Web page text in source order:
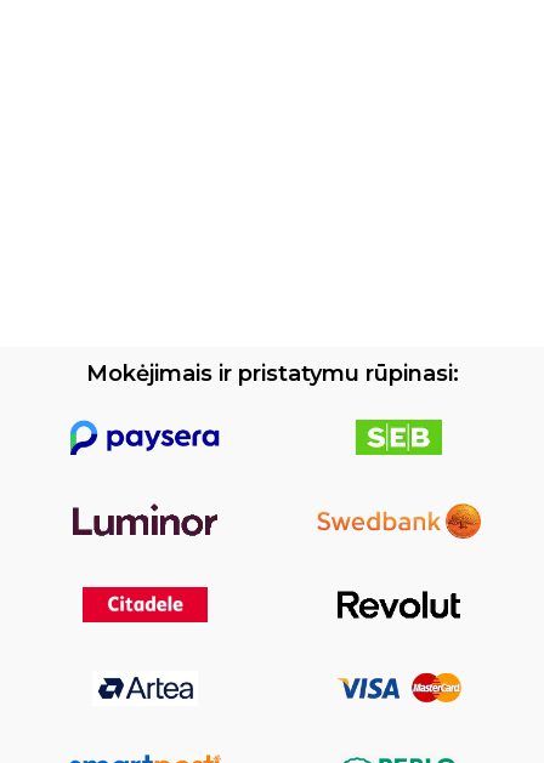
Mokėjimais ir pristatymu rūpinasi: